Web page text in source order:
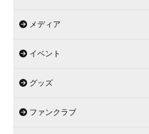
メディア
イベント
グッズ
ファンクラブ